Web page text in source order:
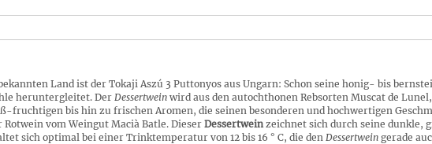
Land ist der Tokaji Aszú 3 Puttonyos aus Ungarn: Schon seine honig- bis
heruntergleitet. Der Dessertwein wird aus den autochthonen Rebsorten Muscat de
fruchtigen bis hin zu frischen Aromen, die seinen besonderen und hochwertigen
vom Weingut Macià Batle. Dieser Dessertweinzeichnet sich durch seine dunkle,
sich optimal bei einer Trinktemperatur von 12 bis 16 ° C, die den Dessertwein gerade